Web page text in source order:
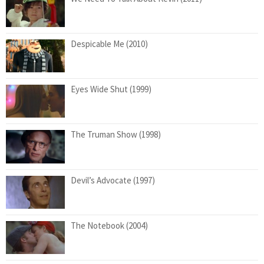
Despicable Me (2010)
Eyes Wide Shut (1999)
The Truman Show (1998)
Devil’s Advocate (1997)
The Notebook (2004)